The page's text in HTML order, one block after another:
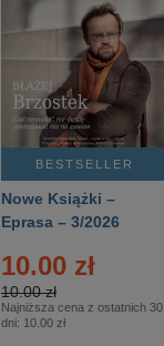
BESTSELLER
Nowe Książki –
Eprasa – 3/2026
10.00 zł
10.00 zł
Najniższa cena z ostatnich 30
dni: 10.00 zł